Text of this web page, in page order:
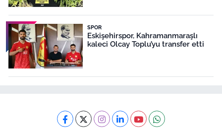
SPOR
Eskişehirspor, Kahramanmaraşlı
kaleci Olcay Toplu’yu transfer etti